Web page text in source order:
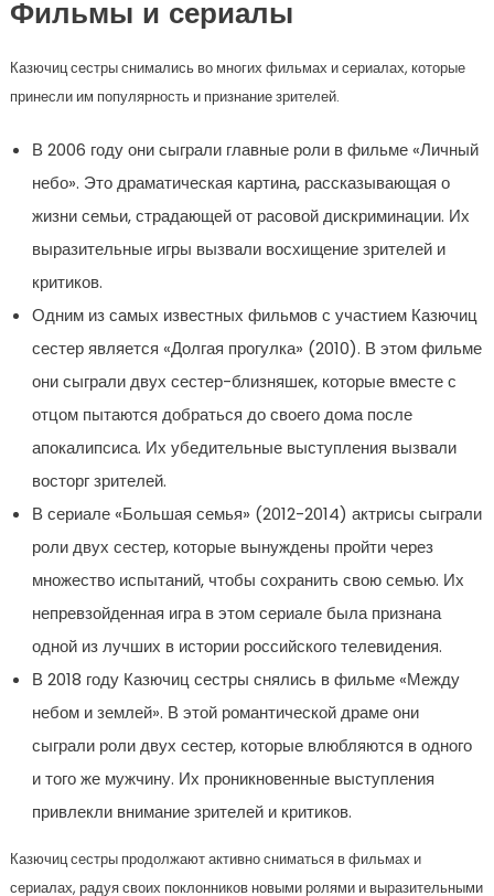
Фильмы и сериалы
Казючиц сестры снимались во многих фильмах и сериалах, которые
принесли им популярность и признание зрителей.
В 2006 году они сыграли главные роли в фильме «Личный
небо». Это драматическая картина, рассказывающая о
жизни семьи, страдающей от расовой дискриминации. Их
выразительные игры вызвали восхищение зрителей и
критиков.
Одним из самых известных фильмов с участием Казючиц
сестер является «Долгая прогулка» (2010). В этом фильме
они сыграли двух сестер-близняшек, которые вместе с
отцом пытаются добраться до своего дома после
апокалипсиса. Их убедительные выступления вызвали
восторг зрителей.
В сериале «Большая семья» (2012-2014) актрисы сыграли
роли двух сестер, которые вынуждены пройти через
множество испытаний, чтобы сохранить свою семью. Их
непревзойденная игра в этом сериале была признана
одной из лучших в истории российского телевидения.
В 2018 году Казючиц сестры снялись в фильме «Между
небом и землей». В этой романтической драме они
сыграли роли двух сестер, которые влюбляются в одного
и того же мужчину. Их проникновенные выступления
привлекли внимание зрителей и критиков.
Казючиц сестры продолжают активно сниматься в фильмах и
сериалах, радуя своих поклонников новыми ролями и выразительными